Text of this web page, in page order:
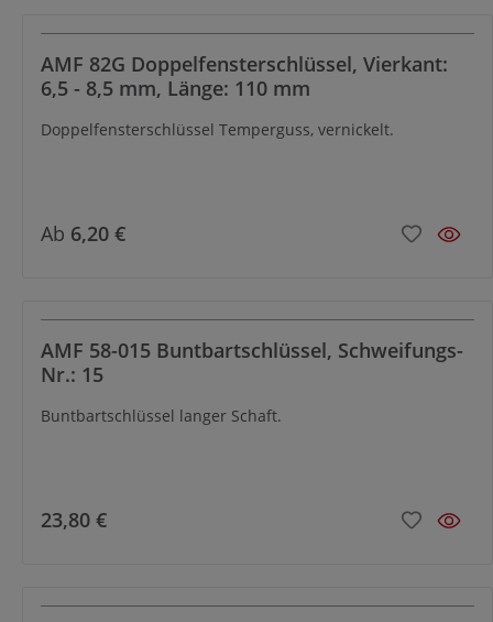
aus Leichtmetall und Edelstahl 21 Polyamid-Führung 18
mm für Beschläge aus Leichtmetall und Edelstahl 22
AMF 82G Doppelfensterschlüssel, Vierkant:
6,5 - 8,5 mm, Länge: 110 mm
Doppelfensterschlüssel Temperguss, vernickelt.
Ab 6,20 €
AMF 58-015 Buntbartschlüssel, Schweifungs-
Nr.: 15
Buntbartschlüssel langer Schaft.
23,80 €